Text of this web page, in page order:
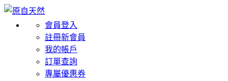
會員登入
註冊新會員
我的帳戶
訂單查詢
專屬優惠券